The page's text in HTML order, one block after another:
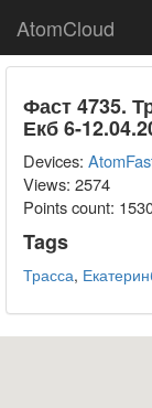
AtomCloud
Фаст 4735.
Екб 6-
Devices:
Views: 2574
Points count:
Tags
Трасса,